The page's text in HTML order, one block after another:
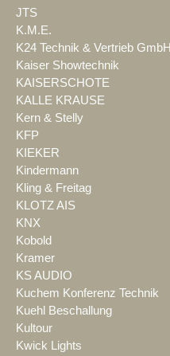
JTS
K.M.E.
K24 Technik & Vertrieb GmbH
Kaiser Showtechnik
KAISERSCHOTE
KALLE KRAUSE
Kern & Stelly
KFP
KIEKER
Kindermann
Kling & Freitag
KLOTZ AIS
KNX
Kobold
Kramer
KS AUDIO
Kuchem Konferenz Technik
Kuehl Beschallung
Kultour
Kwick Lights